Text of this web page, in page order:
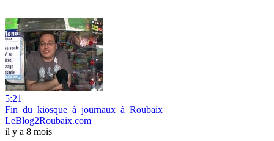
5:21
Fin_du_kiosque_à_journaux_à_Roubaix
LeBlog2Roubaix.com
il y a 8 mois